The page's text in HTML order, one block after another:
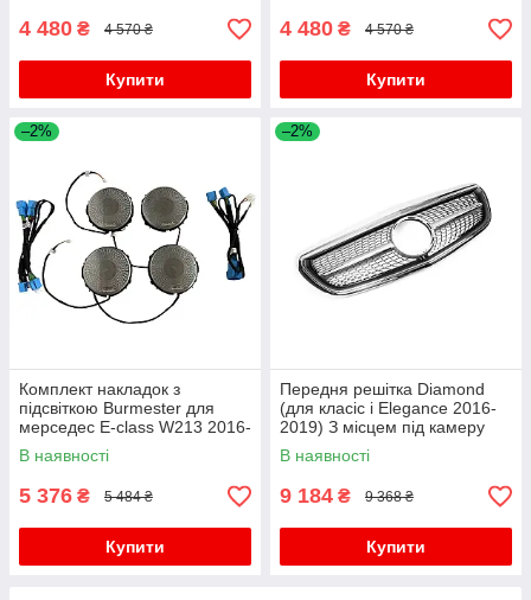
4 480 ₴ 4 570 ₴
Купити
4 480 ₴ 4 570 ₴
Купити
–2%
Комплект накладок з
підсвіткою Burmester для
мерседес E-сlass W213 2016-
2023 рр
В наявності
5 376 ₴ 5 484 ₴
Купити
–2%
Передня решітка Diamond
(для класic і Elegance 2016-
2019) З місцем під камеру
для мерседес E-сlass W213
рр
В наявності
9 184 ₴ 9 368 ₴
Купити